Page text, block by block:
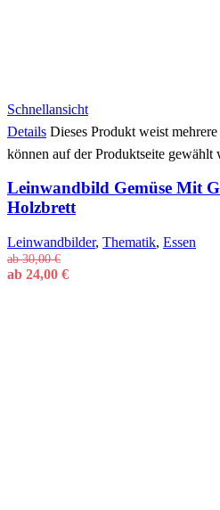
Schnellansicht
Details Dieses Produkt weist
können auf der Produktseite gewählt
Leinwandbild Gemüse Mit
Holzbrett
Leinwandbilder, Thematik, Essen
ab30,00€
ab 24,00 €